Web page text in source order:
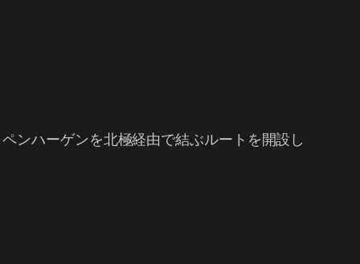
ンハーゲンを北極経由で結ぶルートを開設し